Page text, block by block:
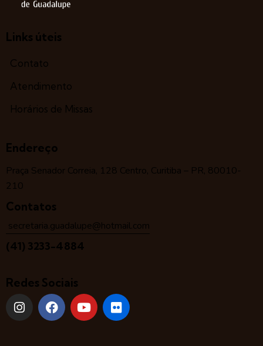
Links úteis
Contato
Atendimento
Horários de Missas
Endereço
Praça Senador Correia, 128 Centro, Curitiba – PR, 80010-
210
Contatos
secretaria.guadalupe@hotmail.com
(41) 3233-4884
Redes Sociais